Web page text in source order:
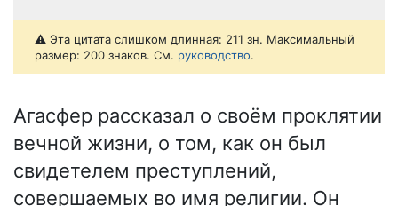
⚠️ Эта цитата слишком длинная: 211 зн. Максимальный
размер: 200 знаков. См. руководство.
Агасфер рассказал о своём проклятии
вечной жизни, о том, как он был
свидетелем преступлений,
совершаемых во имя религии. Он